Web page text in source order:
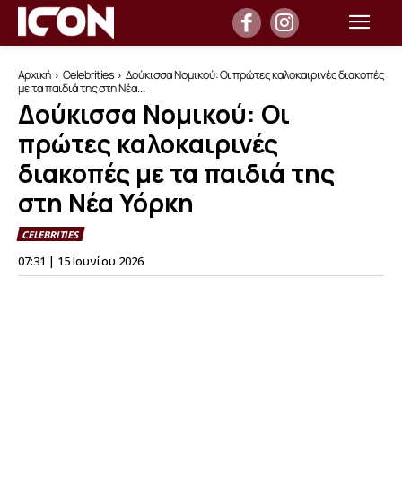
Αρχική Celebrities
Δούκισσα Νομικού: Οι πρώτες καλοκαιρινές διακοπές
με τα παιδιά της στη Νέα...
Δούκισσα Νομικού: Οι
πρώτες καλοκαιρινές
διακοπές με τα παιδιά της
στη Νέα Υόρκη
CELEBRITIES
07:31 | 15 Ιουνίου 2026